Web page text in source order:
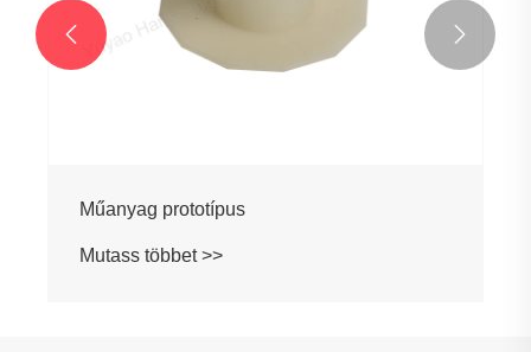
Műanyag prototípus
Mutass többet >>
 